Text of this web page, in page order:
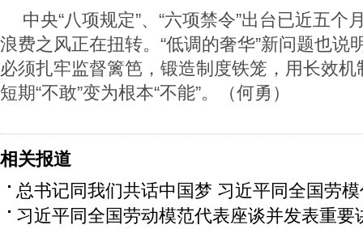
中央“八项规定”、“六项禁令”出台已近五个
浪费之风正在扭转。“低调的奢华”新问题也说
必须扎牢监督篱笆，锻造制度铁笼，用长效
短期“不敢”变为根本“不能”。（何勇）
相关报道
总书记同我们共话中国梦 习近平同全国劳
习近平同全国劳动模范代表座谈并发表重要